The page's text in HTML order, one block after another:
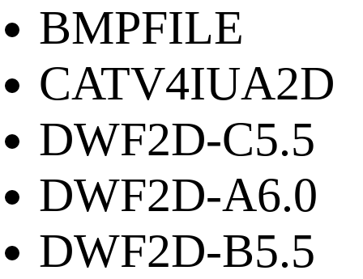
BMPFILE
CATV4IUA2D
DWF2D-C5.5
DWF2D-A6.0
DWF2D-B5.5